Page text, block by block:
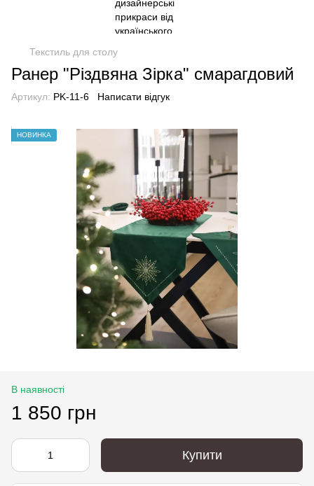
Текстиль для столу
Ранер "Різдвяна Зірка" смарагдовий
Артикул: PK-11-6 Написати відгук
НОВИНКА
В наявності
1 850 грн
Купити